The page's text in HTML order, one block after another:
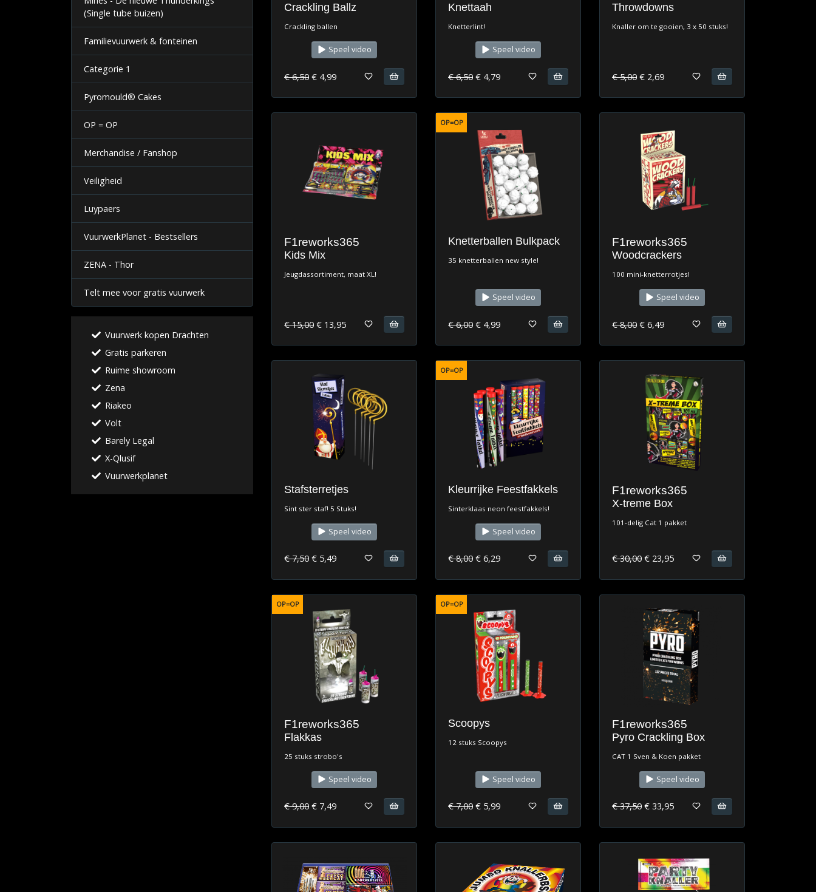
(Single tube buizen)
Familievuurwerk & fonteinen
Categorie 1
Pyromould® Cakes
OP = OP
Merchandise / Fanshop
Veiligheid
Luypaers
VuurwerkPlanet - Bestsellers
ZENA - Thor
Telt mee voor gratis vuurwerk
Vuurwerk kopen Drachten
Gratis parkeren
Ruime showroom
Zena
Riakeo
Volt
Barely Legal
X-Qlusif
Vuurwerkplanet
Crackling Ballz
Crackling ballen
Speel video
€ 6,50 € 4,99
Knettaah
Knetterlint!
Speel video
€ 6,50 € 4,79
Throwdowns
Knaller om te gooien, 3 x 50 stuks!
€ 5,00 € 2,69
F1reworks365
Kids Mix
Jeugdassortiment, maat XL!
€ 15,00 € 13,95
OP=OP
Knetterballen Bulkpack
35 knetterballen new style!
Speel video
€ 6,00 € 4,99
F1reworks365
Woodcrackers
100 mini-knetterrotjes!
Speel video
€ 8,00 € 6,49
Stafsterretjes
Sint ster staf! 5 Stuks!
Speel video
€ 7,50 € 5,49
OP=OP
Kleurrijke Feestfakkels
Sinterklaas neon feestfakkels!
Speel video
€ 8,00 € 6,29
F1reworks365
X-treme Box
101-delig Cat 1 pakket
€ 30,00 € 23,95
OP=OP
F1reworks365
Flakkas
25 stuks strobo's
Speel video
€ 9,00 € 7,49
OP=OP
Scoopys
12 stuks Scoopys
Speel video
€ 7,00 € 5,99
F1reworks365
Pyro Crackling Box
CAT 1 Sven & Koen pakket
Speel video
€ 37,50 € 33,95